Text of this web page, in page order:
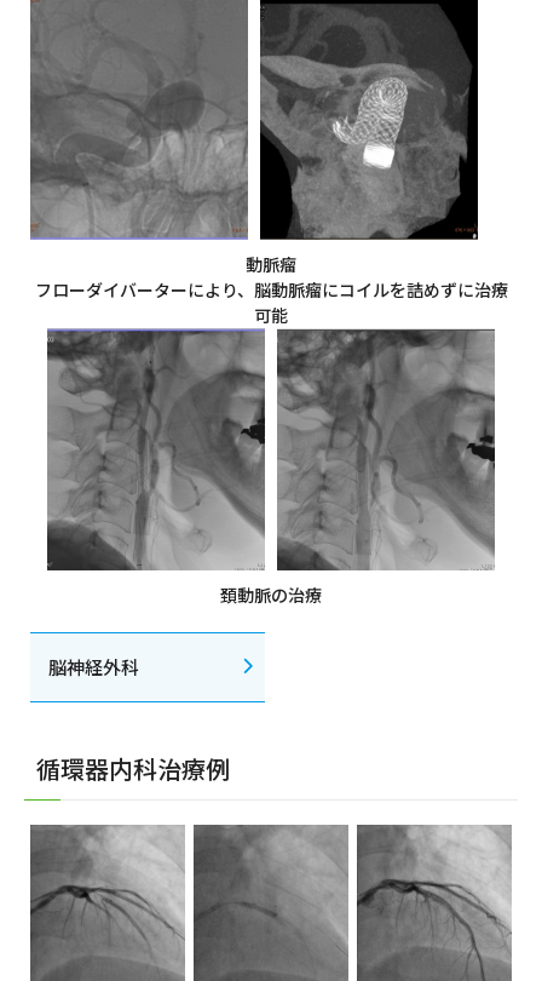
動脈瘤
フローダイバーターにより、脳動脈瘤にコイルを詰めずに治療
可能
頚動脈の治療
脳神経外科
循環器内科治療例